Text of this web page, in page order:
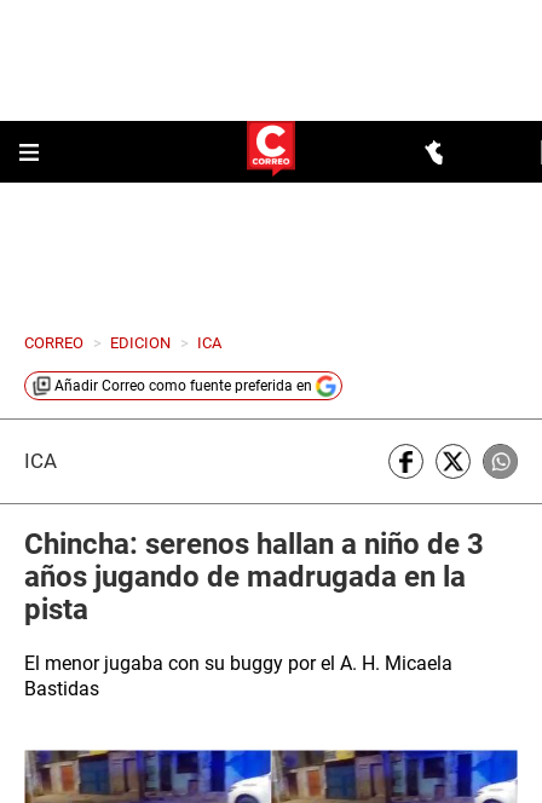
CORREO > EDICION > ICA
Añadir Correo como fuente preferida en
ICA
Chincha: serenos hallan a niño de 3
años jugando de madrugada en la
pista
El menor jugaba con su buggy por el A. H. Micaela
Bastidas